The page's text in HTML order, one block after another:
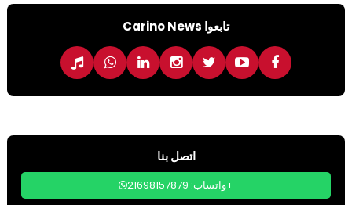
تابعوا Carino News
اتصل بنا
واتساب: 21698157879+